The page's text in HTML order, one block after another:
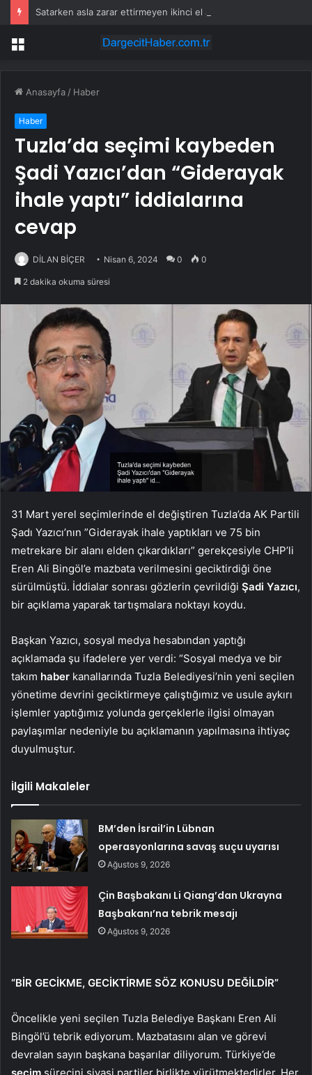
Satarken asla zarar ettirmeyen ikinci el araçlar
Menü
Anasayfa / Haber
Haber
Tuzla’da seçimi kaybeden
Şadi Yazıcı’dan “Giderayak
ihale yaptı” iddialarına
cevap
DİLAN BİÇER Nisan 6, 2024 0 0
2 dakika okuma süresi
31 Mart yerel seçimlerinde el değiştiren Tuzla’da AK Partili
Şadı Yazıcı’nın ”Giderayak ihale yaptıkları ve 75 bin
metrekare bir alanı elden çıkardıkları” gerekçesiyle CHP’li
Eren Ali Bingöl’e mazbata verilmesini geciktirdiği öne
sürülmüştü. İddialar sonrası gözlerin çevrildiği Şadi Yazıcı,
bir açıklama yaparak tartışmalara noktayı koydu.
Başkan Yazıcı, sosyal medya hesabından yaptığı
açıklamada şu ifadelere yer verdi: “Sosyal medya ve bir
takım haber kanallarında Tuzla Belediyesi’nin yeni seçilen
yönetime devrini geciktirmeye çalıştığımız ve usule aykırı
işlemler yaptığımız yolunda gerçeklerle ilgisi olmayan
paylaşımlar nedeniyle bu açıklamanın yapılmasına ihtiyaç
duyulmuştur.
İlgili Makaleler
BM’den İsrail’in Lübnan
operasyonlarına savaş suçu uyarısı
Ağustos 9, 2026
Çin Başbakanı Li Qiang’dan Ukrayna
Başbakanı’na tebrik mesajı
Ağustos 9, 2026
“BİR GECİKME, GECİKTİRME SÖZ KONUSU DEĞİLDİR”
Öncelikle yeni seçilen Tuzla Belediye Başkanı Eren Ali
Bingöl’ü tebrik ediyorum. Mazbatasını alan ve görevi
devralan sayın başkana başarılar diliyorum. Türkiye’de